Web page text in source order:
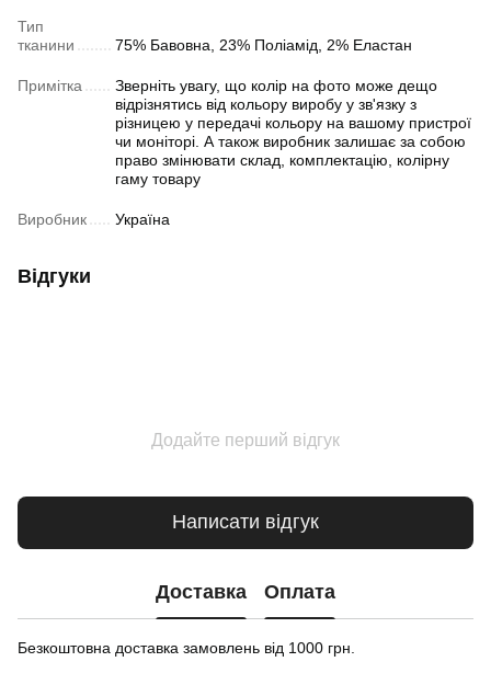
Тип
тканини
75% Бавовна, 23% Поліамід, 2% Еластан
Примітка
Зверніть увагу, що колір на фото може дещо
відрізнятись від кольору виробу у зв'язку з
різницею у передачі кольору на вашому пристрої
чи моніторі. А також виробник залишає за собою
право змінювати склад, комплектацію, колірну
гаму товару
Виробник Україна
Відгуки
Додайте перший відгук
Написати відгук
Доставка Оплата
Безкоштовна доставка замовлень від 1000 грн.